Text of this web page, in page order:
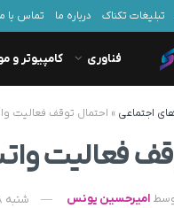
تبلیغات تکناک درباره ما تماس با
فناوری کامپیوتر و
اجتماعی » احتمال توقف فعالیت
فعالیت
امیرحسین یونس شنبه 28 تیر 1404 - 07:36